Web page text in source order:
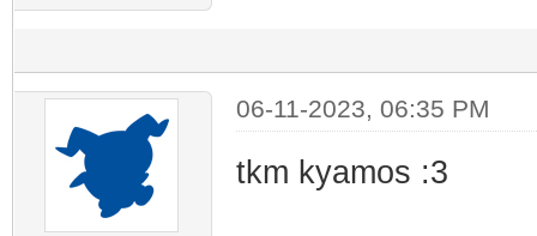
06-11-2023, 06:35 PM
tkm kyamos :3